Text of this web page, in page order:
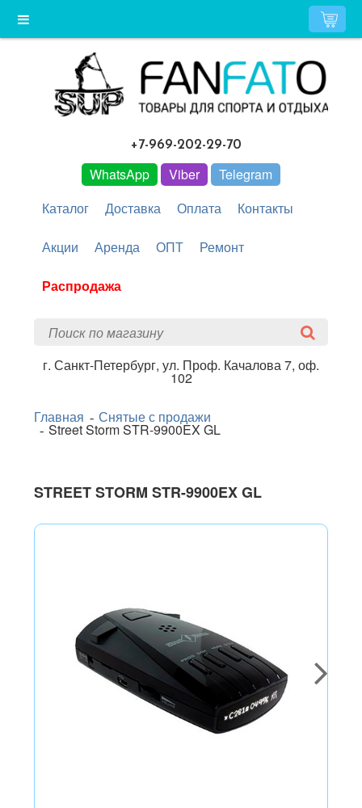
+7-969-202-29-70
WhatsApp Viber
Telegram
Каталог
Доставка Оплата Контакты
Акции Аренда ОПТ Ремонт
Распродажа
г. Санкт-Петербург, ул. Проф. Качалова 7, оф.
102
Главная Снятые с продажи
Street Storm STR-9900EX GL
STREET STORM STR-9900EX GL